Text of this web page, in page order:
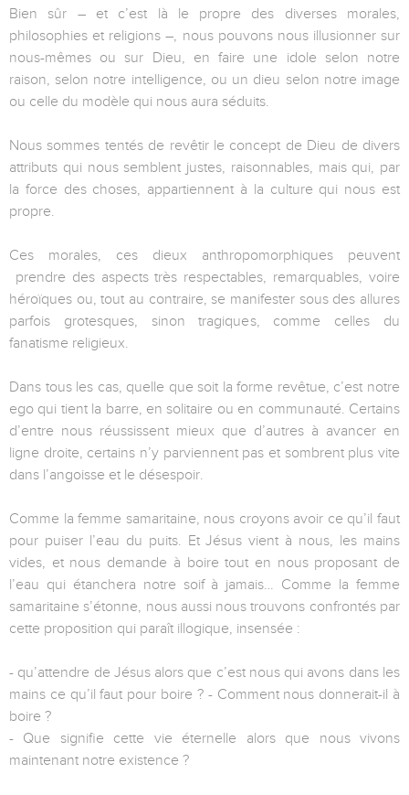
Bien sûr – et c’est là le propre des diverses morales,
philosophies et religions –, nous pouvons nous illusionner sur
nous-mêmes ou sur Dieu, en faire une idole selon notre
raison, selon notre intelligence, ou un dieu selon notre image
ou celle du modèle qui nous aura séduits.
Nous sommes tentés de revêtir le concept de Dieu de divers
attributs qui nous semblent justes, raisonnables, mais qui, par
la force des choses, appartiennent à la culture qui nous est
propre.
Ces morales, ces dieux anthropomorphiques peuvent
prendre des aspects très respectables, remarquables, voire
héroïques ou, tout au contraire, se manifester sous des allures
parfois grotesques, sinon tragiques, comme celles du
fanatisme religieux.
Dans tous les cas, quelle que soit la forme revêtue, c’est notre
ego qui tient la barre, en solitaire ou en communauté. Certains
d’entre nous réussissent mieux que d’autres à avancer en
ligne droite, certains n’y parviennent pas et sombrent plus vite
dans l’angoisse et le désespoir.
Comme la femme samaritaine, nous croyons avoir ce qu’il faut
pour puiser l’eau du puits. Et Jésus vient à nous, les mains
vides, et nous demande à boire tout en nous proposant de
l’eau qui étanchera notre soif à jamais… Comme la femme
samaritaine s’étonne, nous aussi nous trouvons confrontés par
cette proposition qui paraît illogique, insensée :
- qu’attendre de Jésus alors que c’est nous qui avons dans les
mains ce qu’il faut pour boire ? - Comment nous donnerait-il à
boire ?
- Que signifie cette vie éternelle alors que nous vivons
maintenant notre existence ?